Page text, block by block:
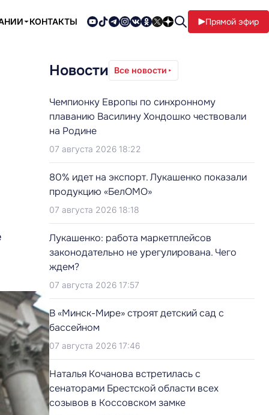
КОНТАКТЫ Прямой эфир
Новости Все новости
Чемпионку Европы по синхронному
плаванию Василину Хондошко чествовали
на Родине
07 августа 2026 18:22
80% идет на экспорт. Лукашенко показали
продукцию «БелОМО»
07 августа 2026 18:18
Лукашенко: работа маркетплейсов
законодательно не урегулирована. Чего
ждем?
07 августа 2026 17:57
В «Минск-Мире» строят детский сад с
бассейном
07 августа 2026 17:46
Наталья Кочанова встретилась с
сенаторами Брестской области всех
созывов в Коссовском замке